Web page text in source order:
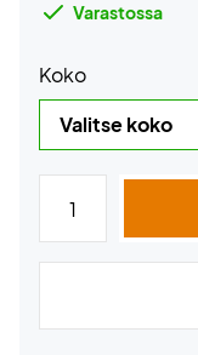
Varastossa
Koko